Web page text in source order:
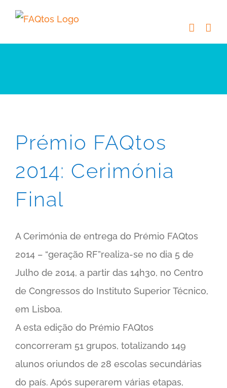
Skip
content
Prémio FAQtos
2014: Cerimónia
Final
A Cerimónia de entrega do Prémio FAQtos
2014 – “geração RF”realiza-se no dia 5 de
Julho de 2014, a partir das 14h30, no Centro
de Congressos do Instituto Superior Técnico,
em Lisboa.
A esta edição do Prémio FAQtos
concorreram 51 grupos, totalizando 149
alunos oriundos de 28 escolas secundárias
do país. Após superarem várias etapas,